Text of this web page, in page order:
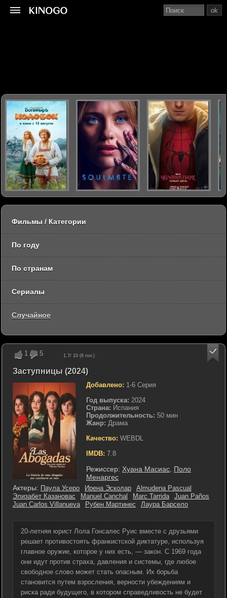
1 5 1.7/ 10 (6 гол.)
Заступницы (2024)
Добавлено: 1-6 Серия
Год выпуска: 2024
Страна: Испания
Продолжительность: 50 мин
Жанр: Драма
Качество: WEBDL
IMDB: 7.8
Режиссер: Хуана Масиас Поло
Менаргес
Актеры: Паула Усеро Ирена Эсколар
Almudena Pascual
Элизабет Казановас
Manuel Canchal Marc Tarrida
Juan Paños
Juan Carlos Villanueva
Рубен Мартинес Лаура Барсело
20-летняя юрист Лола Гонсалес Руис вместе с друзьями
решает противостоять франкистской диктатуре, используя
главное оружие, которое у них есть, — закон. С 1969 года
они идут против страха, давления и системы, где любое
свободное слово может стать опасным. Их борьба
становится путем взросления, верности убеждениям и
риска ради будущего, в котором справедливость не будет
ok
Фильмы / Категории
По году
По странам
Сериалы
Случайное